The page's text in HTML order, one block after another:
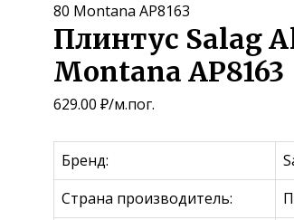
80 Montana AP8163
Плинтус Salag
Montana AP8163
629.00 ₽/м.пог.
Бренд:
Страна производитель: